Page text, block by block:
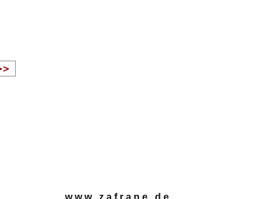
w w w . z a f r a n e . d e